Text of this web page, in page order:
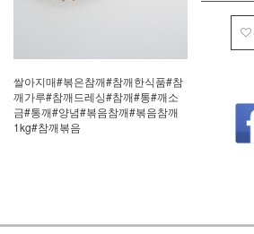
쌀아지매#볶은참깨#참깨한식품#참
깨가루#참깨드레싱#참깨#통#깨소
금#통깨#양념#볶음참깨#볶음참깨
1kg#참깨볶음